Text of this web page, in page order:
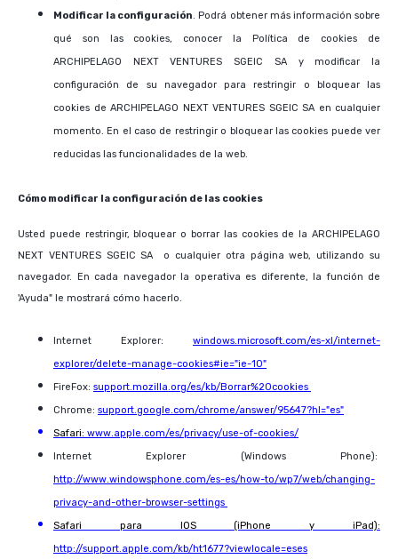
Modificar la configuración. Podrá obtener más información sobre
qué son las cookies, conocer la Política de cookies de
ARCHIPELAGO NEXT VENTURES SGEIC SA y modificar la
configuración de su navegador para restringir o bloquear las
cookies de ARCHIPELAGO NEXT VENTURES SGEIC SA en cualquier
momento. En el caso de restringir o bloquear las cookies puede ver
reducidas las funcionalidades de la web.
Cómo modificar la configuración de las cookies
Usted puede restringir, bloquear o borrar las cookies de la ARCHIPELAGO
NEXT VENTURES SGEIC SA o cualquier otra página web, utilizando su
navegador. En cada navegador la operativa es diferente, la función de
'Ayuda" le mostrará cómo hacerlo.
Internet Explorer: windows.microsoft.com/es-xl/internet-
explorer/delete-manage-cookies#ie="ie-10"
FireFox: support.mozilla.org/es/kb/Borrar%20cookies
Chrome: support.google.com/chrome/answer/95647?hl="es"
Safari: www.apple.com/es/privacy/use-of-cookies/
Internet Explorer (Windows Phone):
http://www.windowsphone.com/es-es/how-to/wp7/web/changing-
privacy-and-other-browser-settings
Safari para IOS (iPhone y iPad):
http://support.apple.com/kb/ht1677?viewlocale=eses